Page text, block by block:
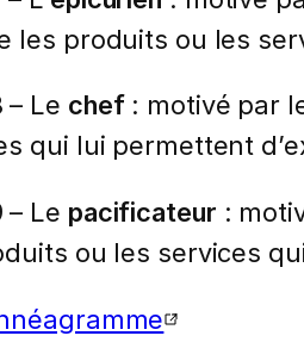
les produits ou les
– Le chef: motivé par
qui lui permettent
– Le pacificateur :
ou les services